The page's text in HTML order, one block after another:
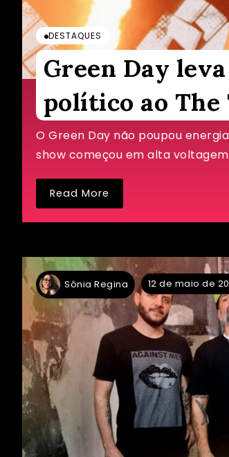
DESTAQUES
Green Day
político ao The
O Green Day não poupou
show começou em alta voltagem
Read More
Sônia Regina 12 de maio de